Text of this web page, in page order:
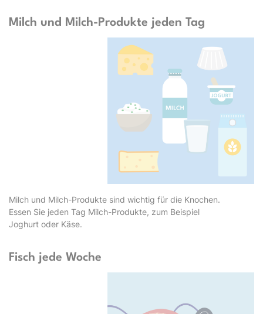
Milch und Milch-Produkte jeden Tag
Milch und Milch-Produkte sind wichtig für die Knochen.
Essen Sie jeden Tag Milch-Produkte, zum Beispiel
Joghurt oder Käse.
Fisch jede Woche